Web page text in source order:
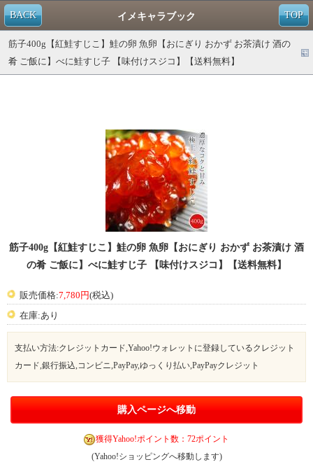
TOP
BACK イメキャラブック
筋子400g【紅鮭すじこ】鮭の卵 魚卵【おにぎり おかず お茶漬け 酒の
肴 ご飯に】べに鮭すじ子 【味付けスジコ】【送料無料】
筋子400g【紅鮭すじこ】鮭の卵 魚卵【おにぎり おかず お茶漬け 酒
の肴 ご飯に】べに鮭すじ子 【味付けスジコ】【送料無料】
販売価格:7,780円(税込)
在庫:あり
支払い方法:クレジットカード,Yahoo!ウォレットに登録しているクレジット
カード,銀行振込,コンビニ,PayPay,ゆっくり払い,PayPayクレジット
購入ページへ移動
獲得Yahoo!ポイント数：72ポイント
(Yahoo!ショッピングへ移動します)